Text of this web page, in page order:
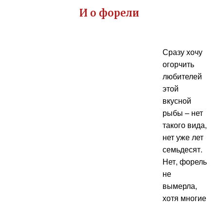
И о форели
Сразу хочу
огорчить
любителей
этой
вкусной
рыбы – нет
такого вида,
нет уже лет
семьдесят.
Нет, форель
не
вымерла,
хотя многие